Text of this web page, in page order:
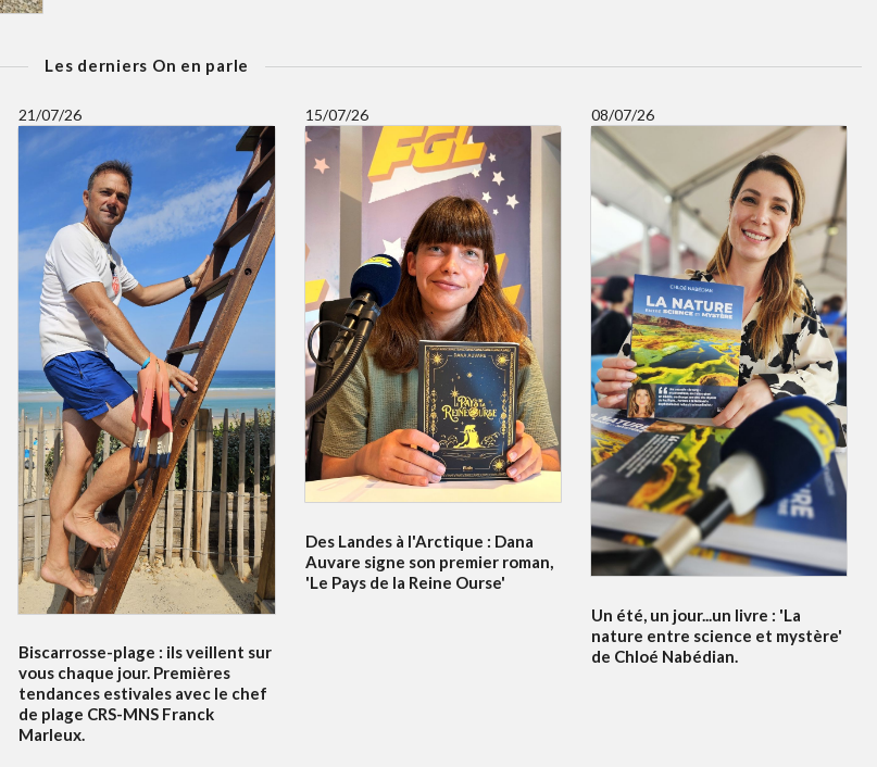
Les derniers On en parle
21/07/26
Biscarrosse-plage : ils veillent sur
vous chaque jour. Premières
tendances estivales avec le chef
de plage CRS-MNS Franck
Marleux.
15/07/26
Des Landes à l'Arctique : Dana
Auvare signe son premier roman,
'Le Pays de la Reine Ourse'
08/07/26
Un été, un jour...un livre : 'La
nature entre science et mystère'
de Chloé Nabédian.